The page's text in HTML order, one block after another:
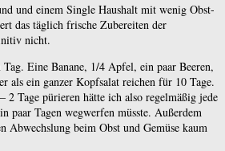
und einem Single Haushalt mit wenig Obst-
das täglich frische Zubereiten der
nicht.
Eine Banane, 1/4 Apfel, ein paar Beeren,
als ein ganzer Kopfsalat reichen für 10 Tage.
Tage pürieren hätte ich also regelmäßig jede
paar Tagen wegwerfen müsste. Außerdem
Abwechslung beim Obst und Gemüse kaum